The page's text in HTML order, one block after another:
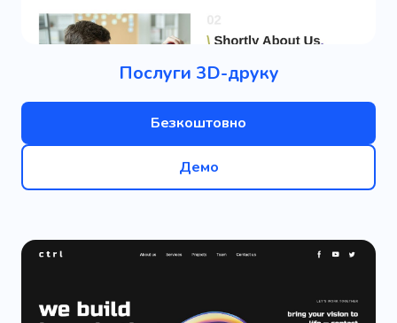
Послуги 3D-друку
Безкоштовно
Демо